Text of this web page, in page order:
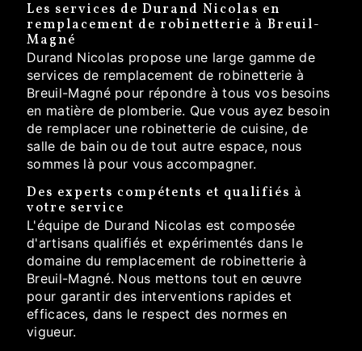
Les services de Durand Nicolas en
remplacement de robinetterie à Breuil-
Magné
Durand Nicolas propose une large gamme de
services de remplacement de robinetterie à
Breuil-Magné pour répondre à tous vos besoins
en matière de plomberie. Que vous ayez besoin
de remplacer une robinetterie de cuisine, de
salle de bain ou de tout autre espace, nous
sommes là pour vous accompagner.
Des experts compétents et qualifiés à
votre service
L'équipe de Durand Nicolas est composée
d'artisans qualifiés et expérimentés dans le
domaine du remplacement de robinetterie à
Breuil-Magné. Nous mettons tout en œuvre
pour garantir des interventions rapides et
efficaces, dans le respect des normes en
vigueur.